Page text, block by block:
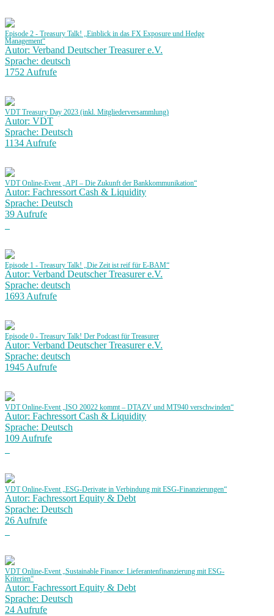
Episode 2 - Treasury Talk! „Einblick in das FX Exposure und Hedge
Management“
Autor: Verband Deutscher Treasurer e.V.
Sprache: deutsch
1752 Aufrufe
VDT Treasury Day 2023 (inkl. Mitgliederversammlung)
Autor: VDT
Sprache: Deutsch
1134 Aufrufe
VDT Online-Event „API – Die Zukunft der Bankkommunikation“
Autor: Fachressort Cash & Liquidity
Sprache: Deutsch
39 Aufrufe
Episode 1 - Treasury Talk! „Die Zeit ist reif für E-BAM“
Autor: Verband Deutscher Treasurer e.V.
Sprache: deutsch
1693 Aufrufe
Episode 0 - Treasury Talk! Der Podcast für Treasurer
Autor: Verband Deutscher Treasurer e.V.
Sprache: deutsch
1945 Aufrufe
VDT Online-Event „ISO 20022 kommt – DTAZV und MT940 verschwinden“
Autor: Fachressort Cash & Liquidity
Sprache: Deutsch
109 Aufrufe
VDT Online-Event „ESG-Derivate in Verbindung mit ESG-Finanzierungen“
Autor: Fachressort Equity & Debt
Sprache: Deutsch
26 Aufrufe
VDT Online-Event „Sustainable Finance: Lieferantenfinanzierung mit ESG-
Kriterien“
Autor: Fachressort Equity & Debt
Sprache: Deutsch
24 Aufrufe